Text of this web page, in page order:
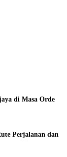
di Masa Orde
Perjalanan dan